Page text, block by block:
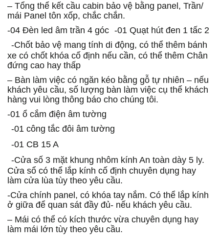
– Tổng thể kết cầu cabin bảo vệ bằng panel, Trần/
mái Panel tôn xốp, chắc chắn.
-04 Đèn led âm trần 4 góc -01 Quạt hút đen 1 tấc 2
-Chốt bảo vệ mang tính di động, có thể thêm bánh
xe có chốt khóa cố định nếu cần, có thể thêm Chân
đứng cao hay thấp
– Bàn làm việc có ngăn kéo bằng gỗ tự nhiên – nếu
khách yêu cầu, số lượng bàn làm việc cụ thể khách
hàng vui lòng thông báo cho chúng tôi.
-01 ổ cắm điện âm tường
-01 công tắc đôi âm tường
-01 CB 15 A
-Cửa số 3 mặt khung nhôm kính An toàn dày 5 ly.
Cửa sổ có thể lắp kính cố định chuyên dụng hay
làm cửa lùa tùy theo yêu cầu.
-Cửa chính panel, có khóa tay nắm. Có thể lắp kính
ở giữa để quan sát đầy đủ- nếu khách yêu cầu.
– Mái có thể có kích thước vừa chuyên dụng hay
làm mái lớn tùy theo yêu cầu.